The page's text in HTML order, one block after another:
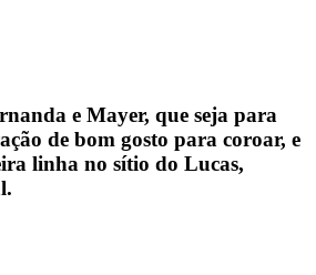
e Mayer, que seja para
de bom gosto para coroar, e
linha no sítio do Lucas,